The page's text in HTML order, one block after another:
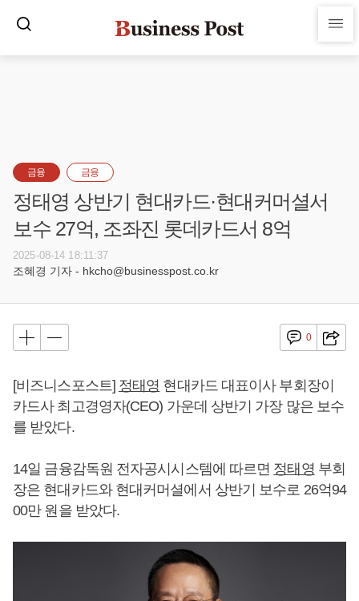
금융 금융
정태영 상반기 현대카드·현대커머셜서
보수 27억, 조좌진 롯데카드서 8억
2025-08-14 18:11:37
조혜경 기자 - hkcho@businesspost.co.kr
0
[비즈니스포스트] 정태영 현대카드 대표이사 부회장이
카드사 최고경영자(CEO) 가운데 상반기 가장 많은 보수
를 받았다.
14일 금융감독원 전자공시시스템에 따르면 정태영 부회
장은 현대카드와 현대커머셜에서 상반기 보수로 26억94
00만 원을 받았다.